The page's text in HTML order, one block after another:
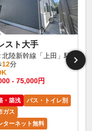
スト大手
北陸新幹線「上田」駅
12分
- 75,000円
・築浅
バス・トイレ別
ガス
ターネット無料